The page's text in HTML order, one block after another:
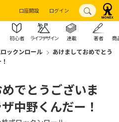
口座開設 ログイン
初心者 ライフデザイン 連載 著者 商
ックンロール
あけましておめでとう
でとうございま
中野くんだー！